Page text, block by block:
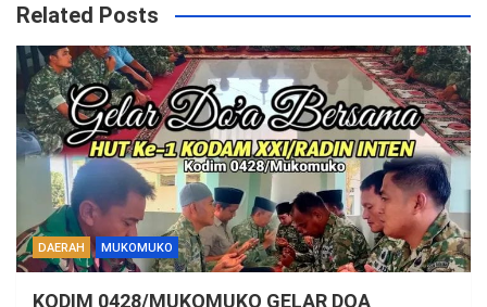
Related Posts
DAERAH MUKOMUKO
KODIM 0428/MUKOMUKO GELAR DOA